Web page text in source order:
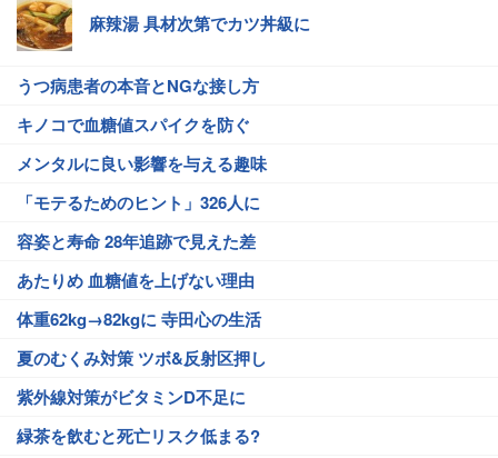
麻辣湯 具材次第でカツ丼級に
うつ病患者の本音とNGな接し方
キノコで血糖値スパイクを防ぐ
メンタルに良い影響を与える趣味
「モテるためのヒント」326人に
容姿と寿命 28年追跡で見えた差
あたりめ 血糖値を上げない理由
体重62kg→82kgに 寺田心の生活
夏のむくみ対策 ツボ&反射区押し
紫外線対策がビタミンD不足に
緑茶を飲むと死亡リスク低まる?